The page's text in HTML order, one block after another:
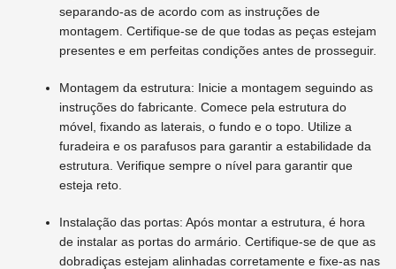
separando-as de acordo com as instruções de
montagem. Certifique-se de que todas as peças estejam
presentes e em perfeitas condições antes de prosseguir.
Montagem da estrutura: Inicie a montagem seguindo as
instruções do fabricante. Comece pela estrutura do
móvel, fixando as laterais, o fundo e o topo. Utilize a
furadeira e os parafusos para garantir a estabilidade da
estrutura. Verifique sempre o nível para garantir que
esteja reto.
Instalação das portas: Após montar a estrutura, é hora
de instalar as portas do armário. Certifique-se de que as
dobradiças estejam alinhadas corretamente e fixe-as nas